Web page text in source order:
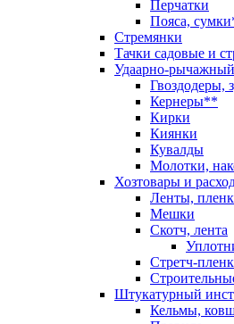
Перчатки
Пояса,
Стремянки
Тачки садовые и
Удаарно-
Гвоздодеры,
Кернеры**
Кирки
Киянки
Кувалды
Молотки,
Хозтовары и
Ленты,
Мешки
Скотч, лента
Стретч-
Штукатурный
Кельмы,